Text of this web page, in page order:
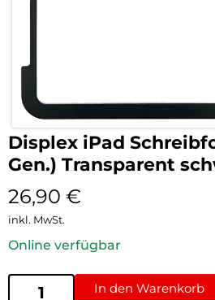
Displex iPad
Gen.) Transparent
26,90 €
inkl. MwSt.
Online verfügbar
In den Warenkorb